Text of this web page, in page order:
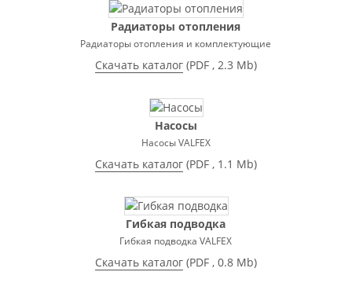
Радиаторы отопления
Радиаторы отопления и комплектующие
Скачать каталог (PDF, 2.3 Mb)
Насосы
Насосы VALFEX
Скачать каталог (PDF, 1.1 Mb)
Гибкая подводка
Гибкая подводка VALFEX
Скачать каталог (PDF, 0.8 Mb)